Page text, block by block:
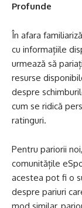
Profunde
În afara
cu informațiile
urmează să
resurse
despre
cum se ridică
ratinguri.
Pentru pariorii
comunitățile
acestea pot fi o
despre pariuri